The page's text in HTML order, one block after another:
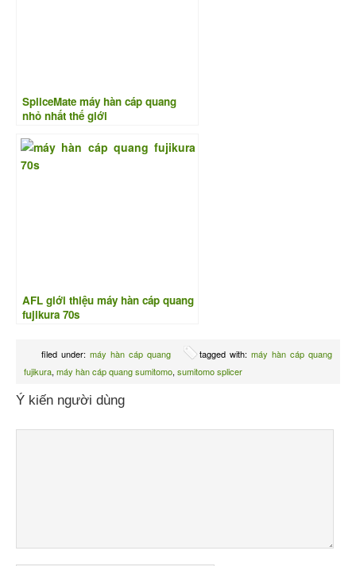
SpliceMate máy hàn cáp quang
nhỏ nhất thế giới
AFL giới thiệu máy hàn cáp quang
fujikura 70s
filed under:máy hàn cáp quang tagged with: máy hàn cáp quang
fujikura, máy hàn cáp quang sumitomo, sumitomo splicer
Ý kiến người dùng